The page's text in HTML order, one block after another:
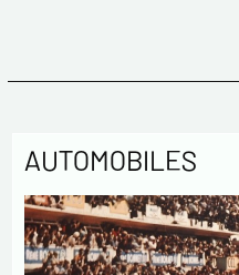
Remarques
AUTOMOBILES